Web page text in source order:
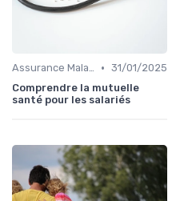
Assurance Maladie • 31/01/2025
Comprendre la mutuelle
santé pour les salariés